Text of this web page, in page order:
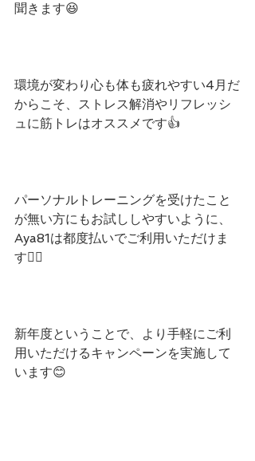
聞きます😆
環境が変わり心も体も疲れやすい4月だ
からこそ、ストレス解消やリフレッシ
ュに筋トレはオススメです👍
パーソナルトレーニングを受けたこと
が無い方にもお試ししやすいように、
Aya81は都度払いでご利用いただけま
す🙆‍♀️
新年度ということで、より手軽にご利
用いただけるキャンペーンを実施して
います😊